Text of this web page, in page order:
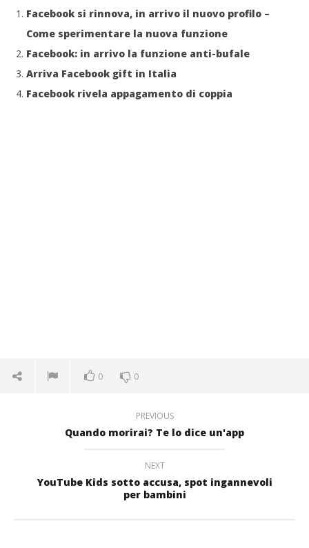
Facebook si rinnova, in arrivo il nuovo profilo –
Come sperimentare la nuova funzione
Facebook: in arrivo la funzione anti-bufale
Arriva Facebook gift in Italia
Facebook rivela appagamento di coppia
0 0
PREVIOUS
Quando morirai? Te lo dice un'app
NEXT
YouTube Kids sotto accusa, spot ingannevoli
per bambini